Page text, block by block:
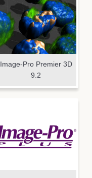
Image-Pro Premier 3D
9.2